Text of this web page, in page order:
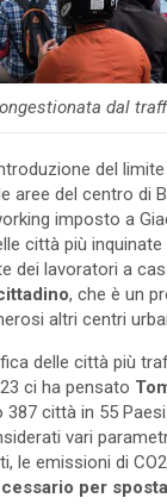
dal
del
aree del centro di
imposto a
città più inquinate
dei lavoratori a
, che è un
altri centri
delle città più
ci ha pensato
387 città in 55
vari
le emissioni di
per